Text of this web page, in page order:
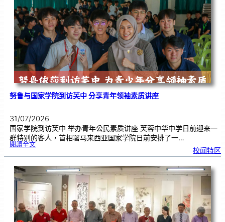
《
奏
花
悦
韵
》
圆
满
演
出
努鲁与国家学院到访芙中 分享青年领袖素质讲座
31/07/2026
国家学院到访芙中 举办青年公民素质讲座 芙蓉中华中学日前迎来一
群特别的客人，首相署马来西亚国家学院日前安排了一…
閱讀全文:努
与
国
学
院
到
访
中
分
享
青
年
领
袖
素
质
讲
座
校闻特区